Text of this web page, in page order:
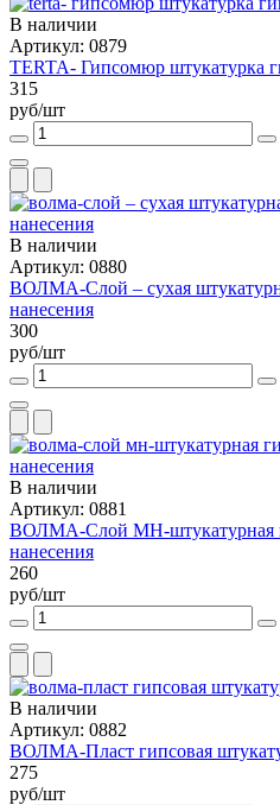
В наличии
Артикул: 0879
TERTA- Гипсомюр штукатурка
315
руб/шт
В наличии
Артикул: 0880
ВОЛМА-Слой – сухая
нанесения
300
руб/шт
В наличии
Артикул: 0881
ВОЛМА-Слой МН-штукатурная
нанесения
260
руб/шт
В наличии
Артикул: 0882
ВОЛМА-Пласт гипсовая
275
руб/шт